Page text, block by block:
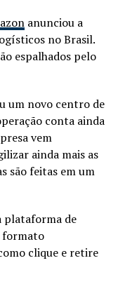
anunciou a
no Brasil.
espalhados pelo
um novo centro de
conta ainda
vem
ainda mais as
são feitas em um
de
formato
clique e retire